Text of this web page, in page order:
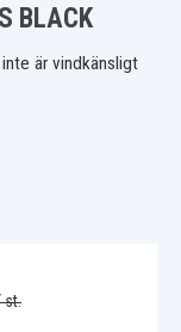
BLACK
är vindkänsligt